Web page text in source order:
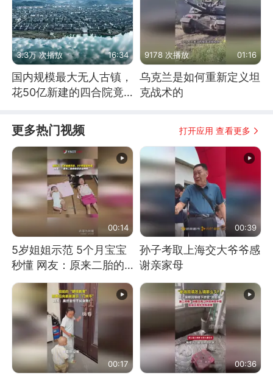
3.3万 次播放 16:34
国内规模最大无人古镇，
花50亿新建的四合院竟
9178 次播放 01:16
乌克兰是如何重新定义坦
克战术的
更多热门视频 打开应用 查看更多
00:14
5岁姐姐示范 5个月宝宝
秒懂 网友：原来二胎的
快乐长这样
00:39
孙子考取上海交大爷爷感
谢亲家母
00:17 00:36